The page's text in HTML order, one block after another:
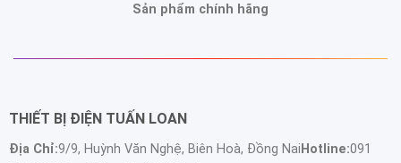
Sản phẩm chính hãng
THIẾT BỊ ĐIỆN TUẤN LOAN
Địa Chỉ:9/9, Huỳnh Văn Nghệ, Biên Hoà, Đồng Nai Hotline:091